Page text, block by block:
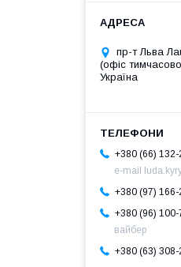
пр-т Льва
(офіс
Україна
+380 (66) 132-
e-mail
+380 (97) 166-
+380 (96) 100-
вайбер
+380 (63) 308-